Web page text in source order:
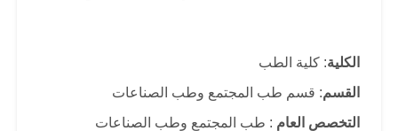
الكلية: كلية الطب
القسم: قسم طب المجتمع وطب الصناعات
التخصص العام : طب المجتمع وطب الصناعات